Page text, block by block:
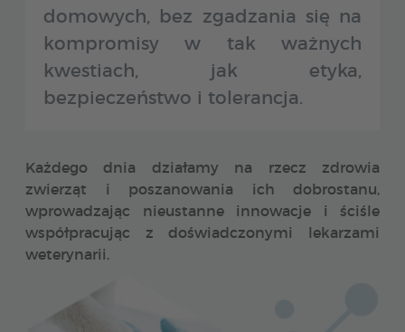
domowych, bez zgadzania się na
kompromisy w tak ważnych
kwestiach, jak etyka,
bezpieczeństwo i tolerancja.
Każdego dnia działamy na rzecz zdrowia
zwierząt i poszanowania ich dobrostanu,
wprowadzając nieustanne innowacje i ściśle
współpracując z doświadczonymi lekarzami
weterynarii.